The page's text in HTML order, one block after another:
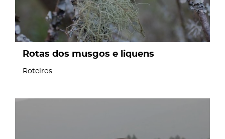
Rotas dos musgos e liquens
Roteiros